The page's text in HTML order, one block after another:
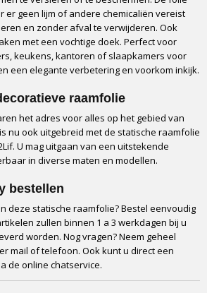
er geen lijm of andere chemicaliën vereist
en zonder afval te verwijderen. Ook
met een vochtige doek. Perfect voor
keukens, kantoren of slaapkamers voor
een elegante verbetering en voorkom inkijk.
raamfolie
het adres voor alles op het gebied van
nu ook uitgebreid met de statische raamfolie
U mag uitgaan van een uitstekende
in diverse maten en modellen.
bestellen
deze statische raamfolie? Bestel eenvoudig
zullen binnen 1 a 3 werkdagen bij u
worden. Nog vragen? Neem geheel
mail of telefoon. Ook kunt u direct een
de online chatservice.